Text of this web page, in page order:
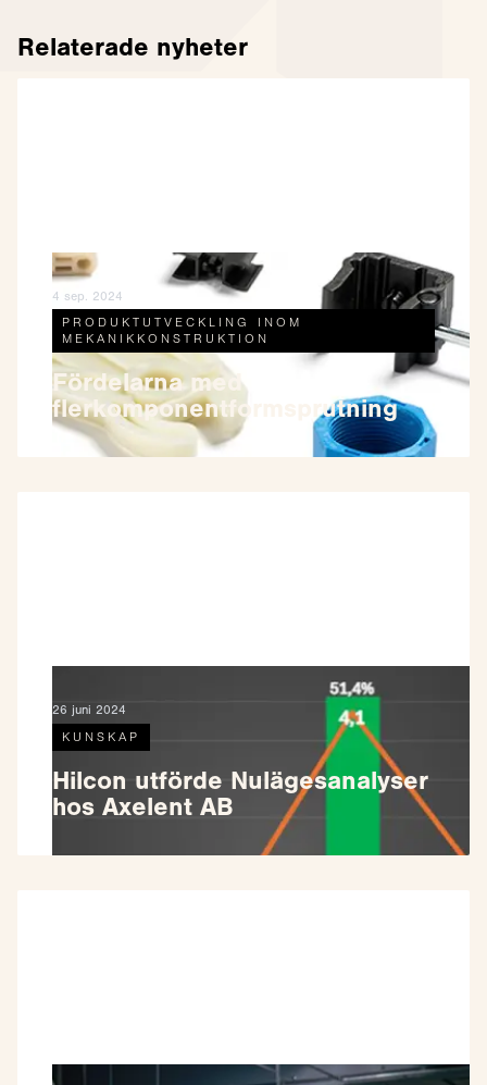
Relaterade nyheter
4 sep. 2024
PRODUKTUTVECKLING INOM
MEKANIKKONSTRUKTION
Fördelarna med
flerkomponentformsprutning
26 juni 2024
KUNSKAP
Hilcon utförde Nulägesanalyser
hos Axelent AB